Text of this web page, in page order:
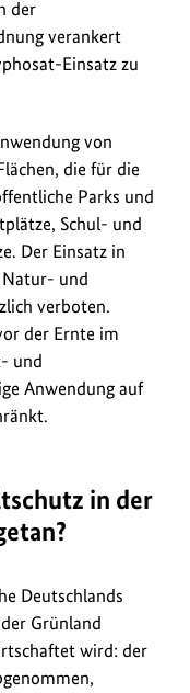
der
verankert
Einsatz zu
von
die für die
Parks und
Schul- und
Der Einsatz in
Natur- und
verboten.
der Ernte im
und
Anwendung auf
in der
Deutschlands
Grünland
wird: der